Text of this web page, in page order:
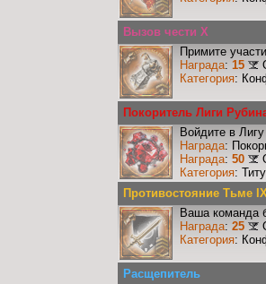
Вызов чести X
Примите
Награда: 15
Категория:
Покоритель Лиги
Войдите в
Награда:
Награда: 50
Категория:
Противостояние Тьме
Ваша команда
Награда: 25
Категория:
Расщепитель